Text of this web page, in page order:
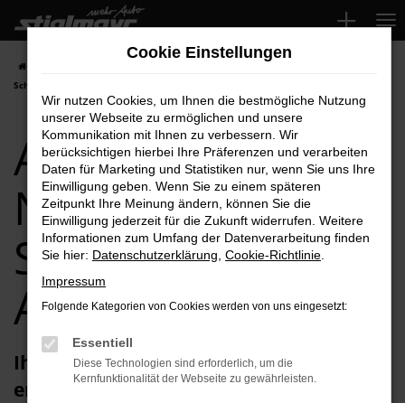
Zum
Hauptinhalt
springen
Schwabach Top-Angebote
Audi A5
Neuwagen für
Schwabach Top-
Angebote
Ihren Audi A5 Neuwagen für Schwabach
erhalten Sie im Autohaus Stiglmayr
Cookie Einstellungen
Wir nutzen Cookies, um Ihnen die bestmögliche Nutzung
unserer Webseite zu ermöglichen und unsere
Kommunikation mit Ihnen zu verbessern. Wir
berücksichtigen hierbei Ihre Präferenzen und verarbeiten
Daten für Marketing und Statistiken nur, wenn Sie uns Ihre
Einwilligung geben. Wenn Sie zu einem späteren
Zeitpunkt Ihre Meinung ändern, können Sie die
Einwilligung jederzeit für die Zukunft widerrufen. Weitere
Informationen zum Umfang der Datenverarbeitung finden
Sie hier: Datenschutzerklärung Cookie-Richtlinie
Impressum
Folgende Kategorien von Cookies werden von uns eingesetzt:
Essentiell
Diese Technologien sind erforderlich, um die
Kernfunktionalität der Webseite zu gewährleisten.